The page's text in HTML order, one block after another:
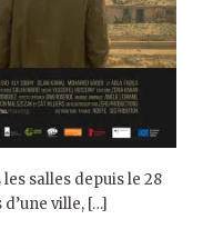
salles depuis le 28
ville, […]